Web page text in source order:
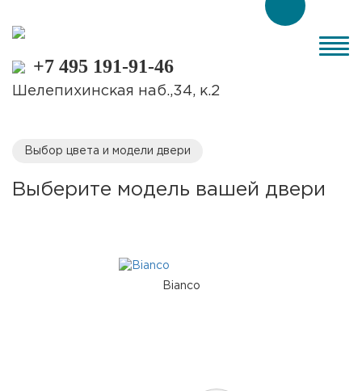
+7 495 191-91-46
Шелепихинская наб.,34, к.2
Выбор цвета и модели двери
Выберите модель вашей двери
Bianco